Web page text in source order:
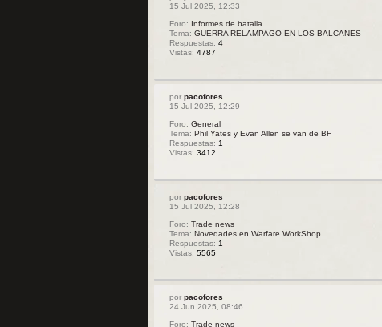
15 Jul 2025, 12:33
Foro: Informes de batalla
Tema: GUERRA RELAMPAGO EN LOS BALCANES
Respuestas: 4
Vistas: 4787
por pacofores
15 Jul 2025, 12:29
Foro: General
Tema: Phil Yates y Evan Allen se van de BF
Respuestas: 1
Vistas: 3412
por pacofores
15 Jul 2025, 12:28
Foro: Trade news
Tema: Novedades en Warfare WorkShop
Respuestas: 1
Vistas: 5565
por pacofores
24 Jun 2025, 08:46
Foro: Trade news